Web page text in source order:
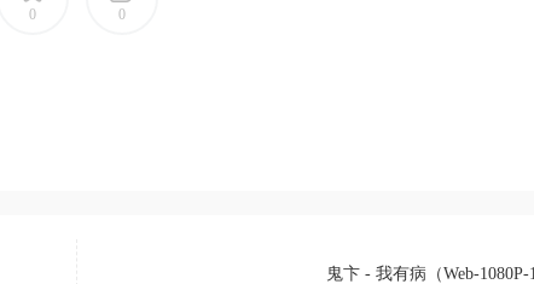
0 0
鬼卞 - 我有病（Web-1080P-